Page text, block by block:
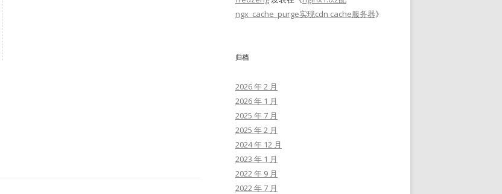
ngx_cache_purge实现cdn cache服务器》
归档
2026 年 2 月
2026 年 1 月
2025 年 7 月
2025 年 2 月
2024 年 12 月
2023 年 1 月
2022 年 9 月
2022 年 7 月